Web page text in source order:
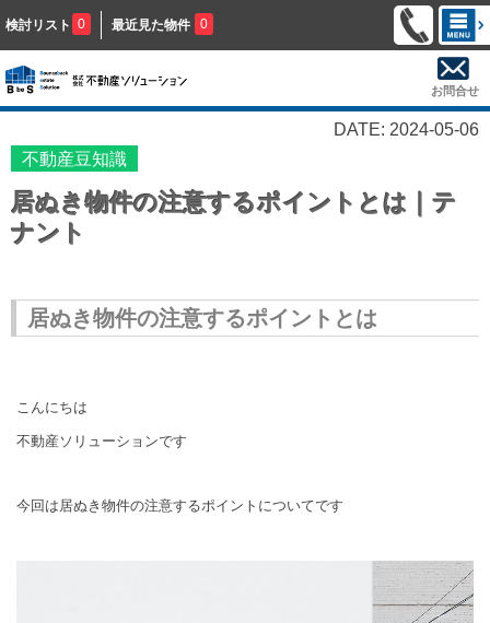
検討リスト 0 最近見た物件 0
お問合せ
DATE: 2024-05-06
不動産豆知識
居ぬき物件の注意するポイントとは｜テ
ナント
居ぬき物件の注意するポイントとは
こんにちは
不動産ソリューションです
今回は居ぬき物件の注意するポイントについてです